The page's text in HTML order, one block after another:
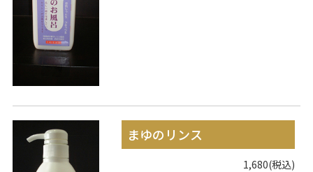
まゆのリンス
1,680(税込)